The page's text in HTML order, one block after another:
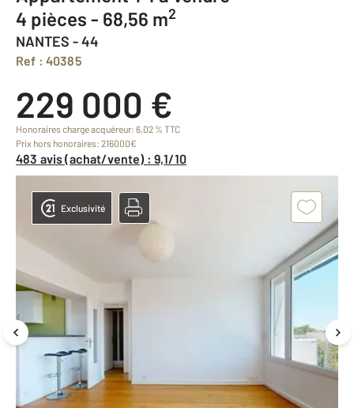
4 pièces - 68,56 m2
NANTES - 44
Ref : 40385
229 000 €
Honoraires charge acquéreur: 6,02 % TTC
Prix hors honoraires: 216000€
483 avis (achat/vente) : 9,1/10
Exclusivité